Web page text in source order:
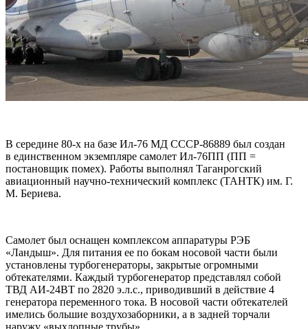
В середине 80-х на базе Ил-76 МД СССР-86889 был создан
в единственном экземпляре самолет Ил-76ПП (ПП =
постановщик помех). Работы выполнял Таганрогский
авиационный научно-технический комплекс (ТАНТК) им. Г.
М. Бериева.
Самолет был оснащен комплексом аппаратуры РЭБ
«Ландыш». Для питания ее по бокам носовой части были
установлены турбогенераторы, закрытые огромными
обтекателями. Каждый турбогенератор представлял собой
ТВД АИ-24ВТ по 2820 э.л.с., приводивший в действие 4
генератора переменного тока. В носовой части обтекателей
имелись большие воздухозаборники, а в задней торчали